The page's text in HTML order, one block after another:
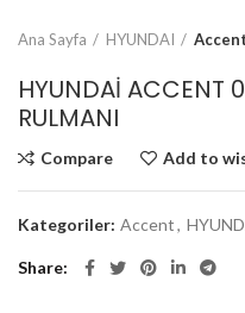
Ana Sayfa HYUNDAI Accent
HYUNDAİ ACCENT
RULMANI
Compare Add to
Kategoriler: Accent,
Share